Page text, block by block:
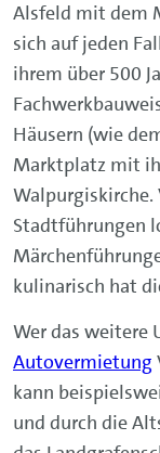
Alsfeld mit dem
sich auf jeden
ihrem über 500
Häusern (wie
Marktplatz mit
Walpurgiskirche.
Stadtführungen
kulinarisch hat
Wer das weitere
Autovermietung
kann
und durch die